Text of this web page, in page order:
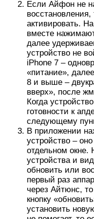
Если Айфон не
активировать.
вместе
далее
устройство не
iPhone 7 –
«питание»,
8 и выше –
вверх», после
Когда
готовности к
следующему
В приложении
устройство –
отдельном
устройства и
обновить или
первый раз
через Айтюнс,
кнопку
установить